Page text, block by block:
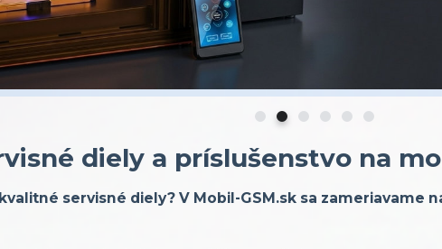
diely a príslušenstvo na
servisné diely? V Mobil-GSM.sk sa zameriavame